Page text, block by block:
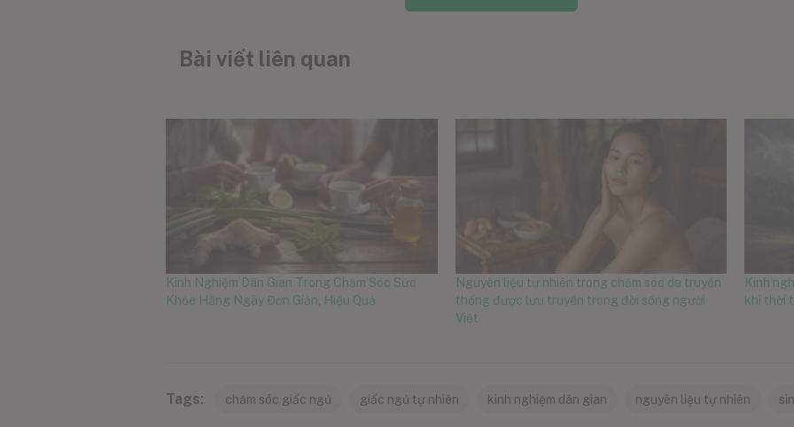
Bài viết liên quan
Kinh Nghiệm Dân Gian Trong Chăm Sóc Sức
Khỏe Hằng Ngày Đơn Giản, Hiệu Quả
Nguyên liệu tự nhiên trong chăm sóc da truyền
thống được lưu truyền trong đời sống người
Việt
Kinh
khi thời
Tags: chăm sóc giấc ngủ giấc ngủ tự nhiên kinh nghiệm dân gian nguyên liệu tự nhiên